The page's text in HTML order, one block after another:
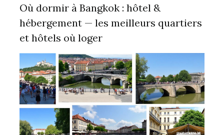
Où dormir à Bangkok : hôtel &
hébergement — les meilleurs quartiers
et hôtels où loger